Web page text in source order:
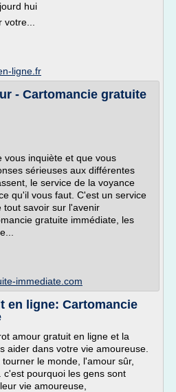
hui
ligne.fr
- Cartomancie gratuite
vous inquiète et que vous
sérieuses aux différentes
le service de la voyance
qu'il vous faut. C'est un service
tout savoir sur l'avenir
gratuite immédiate, les
immediate.com
en ligne: Cartomancie
amour gratuit en ligne et la
aider dans votre vie amoureuse.
le monde, l'amour sûr,
pourquoi les gens sont
vie amoureuse,